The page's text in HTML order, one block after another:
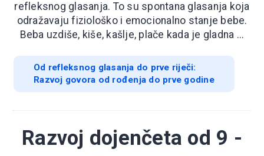
refleksnog glasanja. To su spontana glasanja koja
odražavaju fiziološko i emocionalno stanje bebe.
Beba uzdiše, kiše, kašlje, plače kada je gladna ...
Od refleksnog glasanja do prve riječi:
Razvoj govora od rođenja do prve godine
Razvoj dojenčeta od 9 -